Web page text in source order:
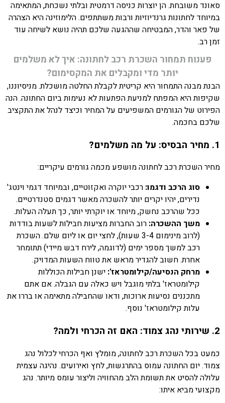
סאונד משובחת. הן יוצרות כניסה דרמטית ובלתי נשכחת, המתאימה
במיוחד לחתונות גרנדיוזיות ורבות משתתפים. הלימוזינה היא הצהרה
של פאר והדר, המבטיחה שההגעה שלכם תהיה נושא לשיחה עוד
זמן רב.
פענוח תמחור השכרת רכב לחתונה: איך לא משלמים
יותר מדי ומקבלים את המקסימום?
הבנת מבנה התמחור היא קריטית לקבלת החלטה מושכלת. מניסיוננו,
שקיפות היא המפתח למניעת הפתעות לא נעימות ביום החתונה. הנה
הפירוט של הגורמים המשפיעים על המחיר וכיצד לנהל את התקציב
שלכם בחכמה.
1. מחיר הבסיס: על מה משלמים?
מחיר השכרת רכב לחתונה מושפע מכמה גורמים עיקריים:
סוג הרכב ודגמו: רכבי יוקרה ואקזוטיים, ובמיוחד דגמי וינטג'
נדירים, יהיו יקרים יותר להשכרה מאשר דגמים סטנדרטיים.
ככל שהרכב נחשק, מיוחד או יוקרתי יותר, כך תעלה העלות.
משך ההשכרה: רוב החברות מציעות חבילות לשעות בודדות
(לרוב מינימום 3-4 שעות), לחצי יום או ליום שלם. השכרת
רכב למשך מספר ימים (לדוגמה, לירח דבש מיידי) תתומחר
אחרת. חשוב להגדיר מראש את טווח השעות המדויק.
מרחק הנסיעה/קילומטראז': ישנן חבילות הכוללות
קילומטראז' בלתי מוגבל ויש כאלה עם הגבלה. אם אתם
מתכננים נסיעות ארוכות, ודאו שהחבילה מתאימה או בררו את
עלות קילומטראז' נוסף.
2. שירותי נהג צמוד: האם זה הכרחי ולמה?
כמעט בכל השכרת רכב לחתונה, מומלץ ואף הכרחי לכלול נהג
צמוד. יום החתונה עמוס בהתרגשות, לחץ ואירועים. נהיגה עצמית
עלולה להסיט את תשומת הלב מהחוויה וליצור עומס מיותר. נהג
מקצועי מביא איתו: